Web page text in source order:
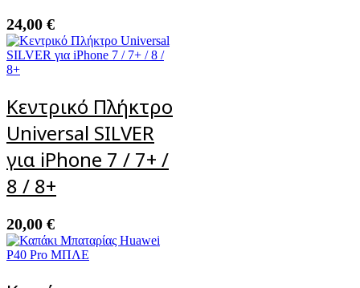
24,00 €
Κεντρικό Πλήκτρο
Universal SILVER
για iPhone 7 / 7+ /
8 / 8+
20,00 €